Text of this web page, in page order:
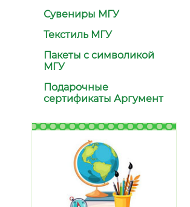
Сувениры МГУ
Текстиль МГУ
Пакеты с символикой
МГУ
Подарочные
сертификаты Аргумент